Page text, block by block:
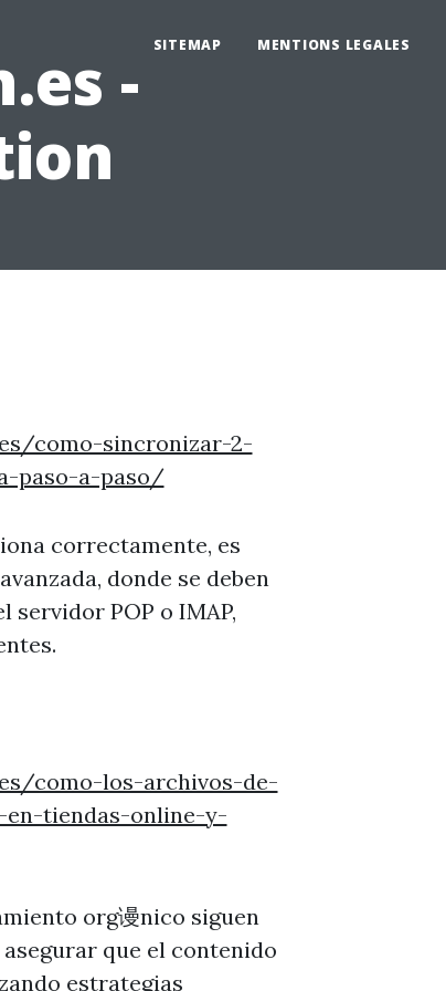
SITEMAP MENTIONS LEGALES
-
como-sincronizar-2-
paso-a-paso/
correctamente, es
donde se deben
POP o IMAP,
como-los-archivos-de-
en-tiendas-online-y-
org谩nico siguen
que el contenido
estrategias